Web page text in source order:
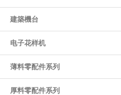
建築機台
电子花样机
薄料零配件系列
厚料零配件系列